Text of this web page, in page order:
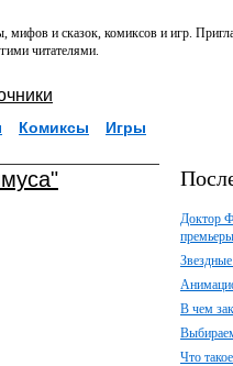
мифов и сказок, комиксов и игр.
читателями.
Комиксы Игры
Доктор
В чем
Что